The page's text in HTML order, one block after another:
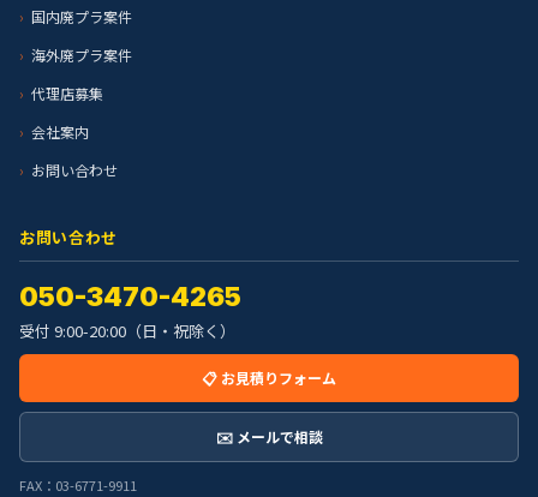
国内廃プラ案件
海外廃プラ案件
代理店募集
会社案内
お問い合わせ
お問い合わせ
050-3470-4265
受付 9:00-20:00（日・祝除く）
📋 お見積りフォーム
✉️ メールで相談
FAX：03-6771-9911